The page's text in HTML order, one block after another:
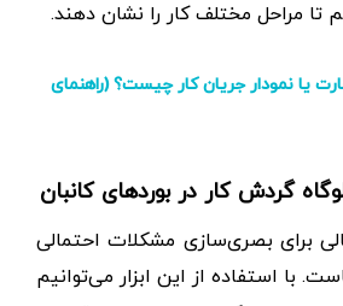
مراحل مختلف کار را نشان دهند.
یا نمودار جریان کار چیست؟ (راهنمای
برای بصری‌سازی مشکلات احتمالی
با استفاده از این ابزار می‌توانیم